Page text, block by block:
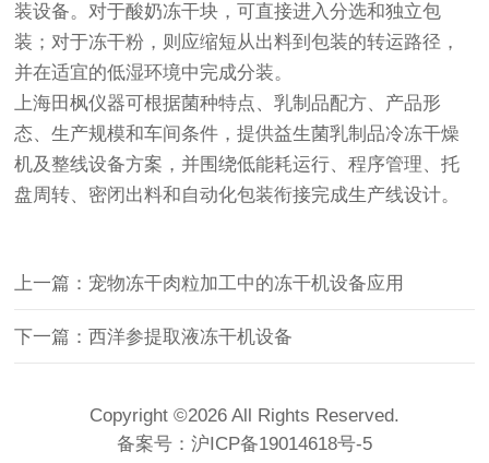
装设备。对于酸奶冻干块，可直接进入分选和独立包
装；对于冻干粉，则应缩短从出料到包装的转运路径，
并在适宜的低湿环境中完成分装。
上海田枫仪器可根据菌种特点、乳制品配方、产品形
态、生产规模和车间条件，提供益生菌乳制品冷冻干燥
机及整线设备方案，并围绕低能耗运行、程序管理、托
盘周转、密闭出料和自动化包装衔接完成生产线设计。
上一篇：宠物冻干肉粒加工中的冻干机设备应用
下一篇：西洋参提取液冻干机设备
Copyright ©2026 All Rights Reserved.
备案号： 沪ICP备19014618号-5